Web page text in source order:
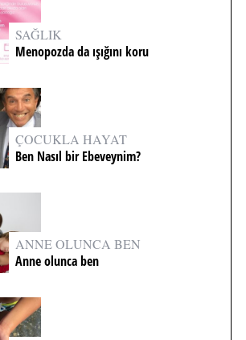
SAĞLIK
Menopozda da ışığını koru
ÇOCUKLA HAYAT
Ben Nasıl bir Ebeveynim?
ANNE OLUNCA BEN
Anne olunca ben